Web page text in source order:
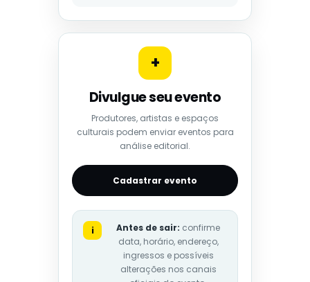
+
Divulgue seu evento
Produtores, artistas e espaços
culturais podem enviar eventos para
análise editorial.
Cadastrar evento
i Antes de sair: confirme
data, horário, endereço,
ingressos e possíveis
alterações nos canais